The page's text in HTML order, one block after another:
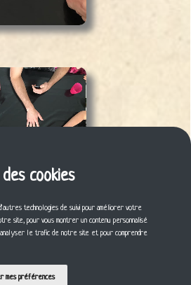
cookies
technologies de suivi pour améliorer votre
site, pour vous montrer un contenu personnalisé
le trafic de notre site et pour comprendre
mes préférences
commentaire ?
Connexion